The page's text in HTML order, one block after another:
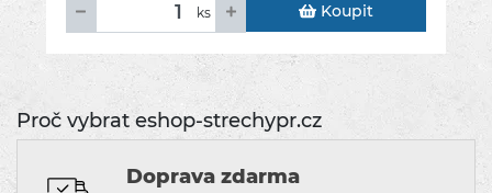
Proč vybrat eshop-strechypr.cz
Doprava zdarma
ks Koupit